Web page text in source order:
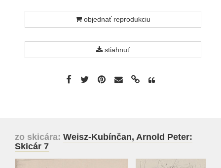
objednať reprodukciu
stiahnuť
zo skicára: Weisz-Kubínčan, Arnold Peter:
Skicár 7